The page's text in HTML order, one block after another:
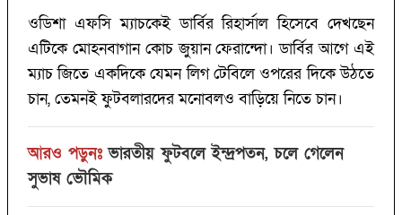
ওডিশা এফসি ম্যাচকেই ডার্বির রিহার্সাল হিসেবে দেখছেন
এটিকে মোহনবাগান কোচ জুয়ান ফেরান্দো। ডার্বির আগে এই
ম্যাচ জিতে একদিকে যেমন লিগ টেবিলে ওপরের দিকে উঠতে
চান, তেমনই ফুটবলারদের মনোবলও বাড়িয়ে নিতে চান।
আরও পড়ুনঃ ভারতীয় ফুটবলে ইন্দ্রপতন, চলে গেলেন
সুভাষ ভৌমিক